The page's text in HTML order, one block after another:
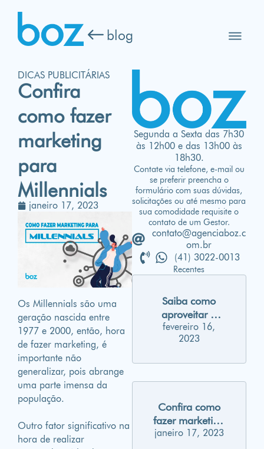
blog
DICAS PUBLICITÁRIAS
Confira
como fazer
marketing
para
Millennials
janeiro 17, 2023
Os Millennials são uma
geração nascida entre
1977 e 2000, então, hora
de fazer marketing, é
importante não
generalizar, pois abrange
uma parte imensa da
população.
Outro fator significativo na
hora de realizar
Segunda a Sexta das 7h30
às 12h00 e das 13h00 às
18h30.
Contate via telefone, e-mail ou
se preferir preencha o
formulário com suas dúvidas,
solicitações ou até mesmo para
sua comodidade requisite o
contato de um Gestor.
contato@agenciaboz.c
om.br
(41) 3022-0013
Recentes
Saiba como
aproveitar o
carnaval para
gerar
sociais
fevereiro 16,
2023
Confira como
fazer marketing
para Millennials
janeiro 17, 2023